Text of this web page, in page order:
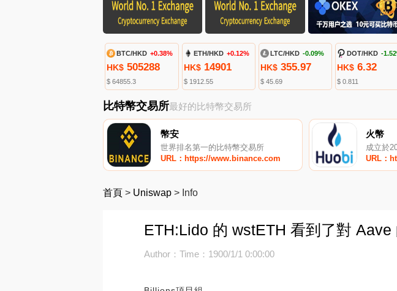
BTC/HKD +0.38%
HK$ 505288
$ 64855.3
ETH/HKD +0.12%
HK$14901
$ 1912.55
LTC/HKD -0.09%
HK$355.97
$ 45.69
DOT/HKD -
HK$6.32
$ 0.811
比特幣交易所最好的比特幣交易所
幣安
世界排名第一的比特幣交易所
URL：https://www.binance.com
火幣
成立於
URL：
首頁 > Uniswap > Info
ETH:Lido 的 wstETH 看到了對
Author：Time：1900/1/1 0:00:00